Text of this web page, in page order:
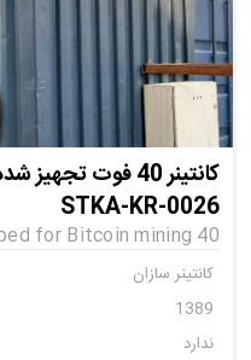
کانتینر 40 فوت
STKA-KR-0026
40 feet container equipped for Bitcoin mining
کانتینر سازان
1389
ندارد